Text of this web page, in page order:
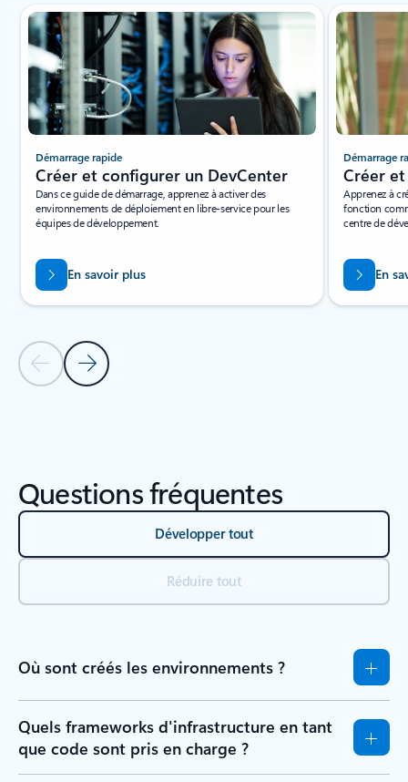
Affichage de la diapositive 1 sur 3
Diapositive précédente
Diapositive suivante
Démarrage rapide
Créer et configurer un DevCenter
Dans ce guide de démarrage, apprenez à activer des
environnements de déploiement en libre-service pour les
équipes de développement.
En savoir plus
Démarrage
Créer
Apprenez à
fonction
centre de
En
Questions fréquentes
Développer tout
Réduire tout
Où sont créés les environnements ?
Quels frameworks d'infrastructure en tant
que code sont pris en charge ?